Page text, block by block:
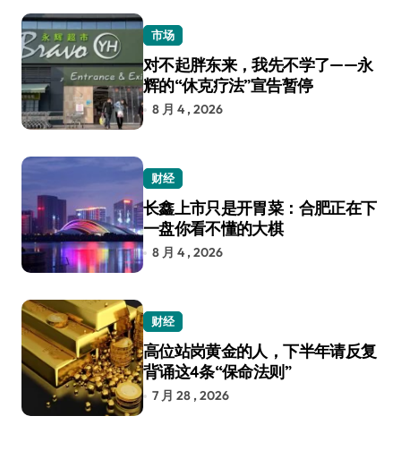
市场
对不起胖东来，我先不学了——永
辉的“休克疗法”宣告暂停
8 月 4 , 2026
财经
长鑫上市只是开胃菜：合肥正在下
一盘你看不懂的大棋
8 月 4 , 2026
财经
高位站岗黄金的人，下半年请反复
背诵这4条“保命法则”
7 月 28 , 2026